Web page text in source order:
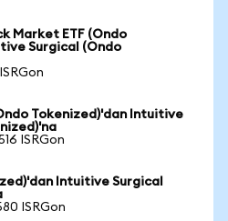
Market ETF (Ondo
Surgical (Ondo
Tokenized)'dan Intuitive
ISRGon
Intuitive Surgical
ISRGon